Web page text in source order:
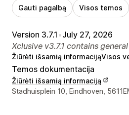
Gauti pagalbą Visos temos
Version 3.7.1 •July 27, 2026
Xclusive v3.7.1 contains
Žiūrėti išsamią informacijąVisos
Temos dokumentacija
Žiūrėti išsamią informaciją
Kūrėjo kontaktiniai duomenys
Stadhuisplein 10, Eindhoven,